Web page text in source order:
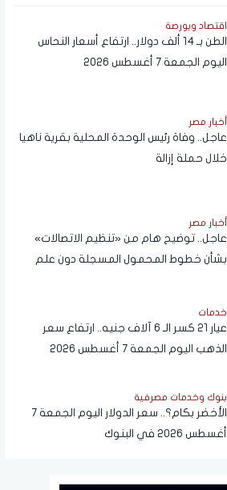
اقتصاد وبورصة
الطن بـ 14 ألف دولار.. ارتفاع أسعار النحاس
اليوم الجمعة 7 أغسطس 2026
أخبار مصر
عاجل.. وفاة رئيس الوحدة المحلية بقرية ناهيا
خلال حملة إزالة
أخبار مصر
عاجل.. توضيح هام من «تنظيم الاتصالات»
بشأن خطوط المحمول المسجلة دون علم
خدمات
عيار 21 كسر الـ 6 آلاف جنيه.. ارتفاع سعر
الذهب اليوم الجمعة 7 أغسطس 2026
بنوك وخدمات مصرفية
الأخضر بكام؟.. سعر الدولار اليوم الجمعة 7
أغسطس 2026 في البنوك